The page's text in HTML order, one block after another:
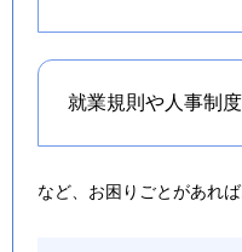
就業規則や人事制
など、お困りごとがあれ